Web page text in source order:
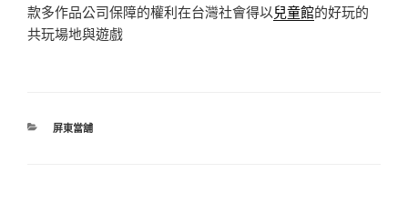
款多作品公司保障的權利在台灣社會得以兒童館的好玩的
共玩場地與遊戲
分
屏東當舖